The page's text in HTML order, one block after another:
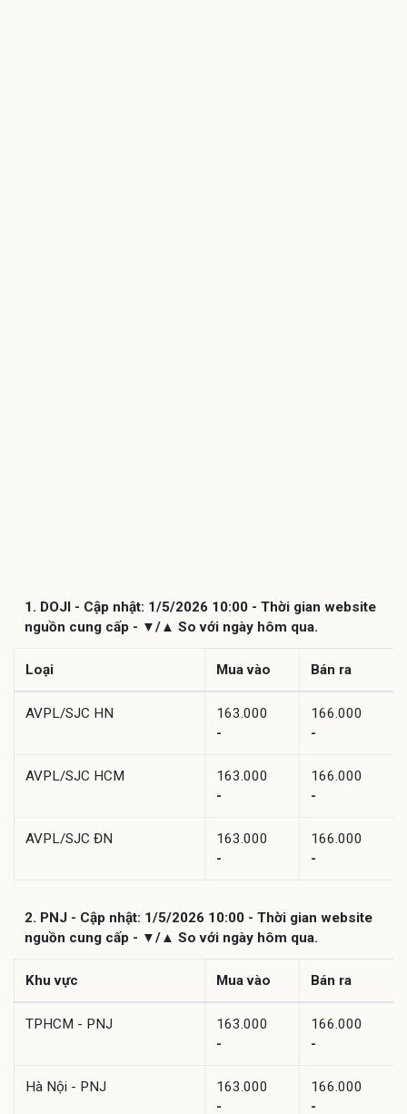
1. DOJI - Cập nhật: 1/5/2026 10:00 - Thời gian website
nguồn cung cấp - ▼/▲ So với ngày hôm qua.
Loại Mua vào Bán ra
AVPL/SJC HN
163.000
-
166.000
-
AVPL/SJC HCM
163.000
-
166.000
-
AVPL/SJC ĐN
163.000
-
166.000
-
2. PNJ - Cập nhật: 1/5/2026 10:00 - Thời gian website
nguồn cung cấp - ▼/▲ So với ngày hôm qua.
Khu vực Mua vào Bán ra
TPHCM - PNJ
163.000
-
166.000
-
Hà Nội - PNJ
163.000
-
166.000
-